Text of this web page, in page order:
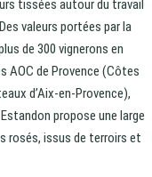
tissées autour du travail
valeurs portées par la
de 300 vignerons en
AOC de Provence (Côtes
d’Aix-en-Provence),
propose une large
rosés, issus de terroirs et